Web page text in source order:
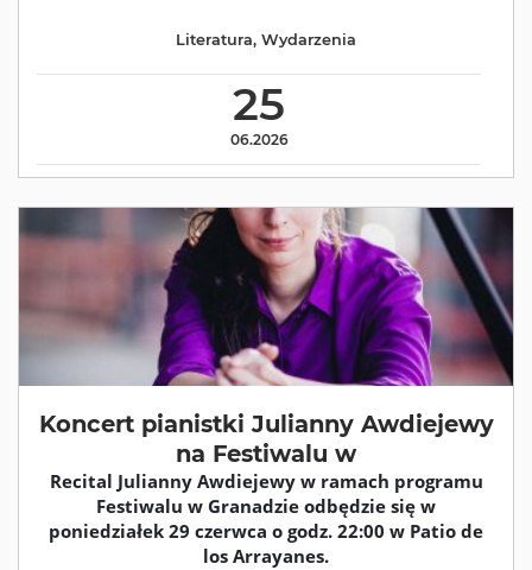
25
06.2026
Literatura, Wydarzenia
Koncert pianistki Julianny Awdiejewy
na Festiwalu w
Recital Julianny Awdiejewy w ramach programu
Festiwalu w Granadzie odbędzie się w
poniedziałek 29 czerwca o godz. 22:00 w Patio de
los Arrayanes.